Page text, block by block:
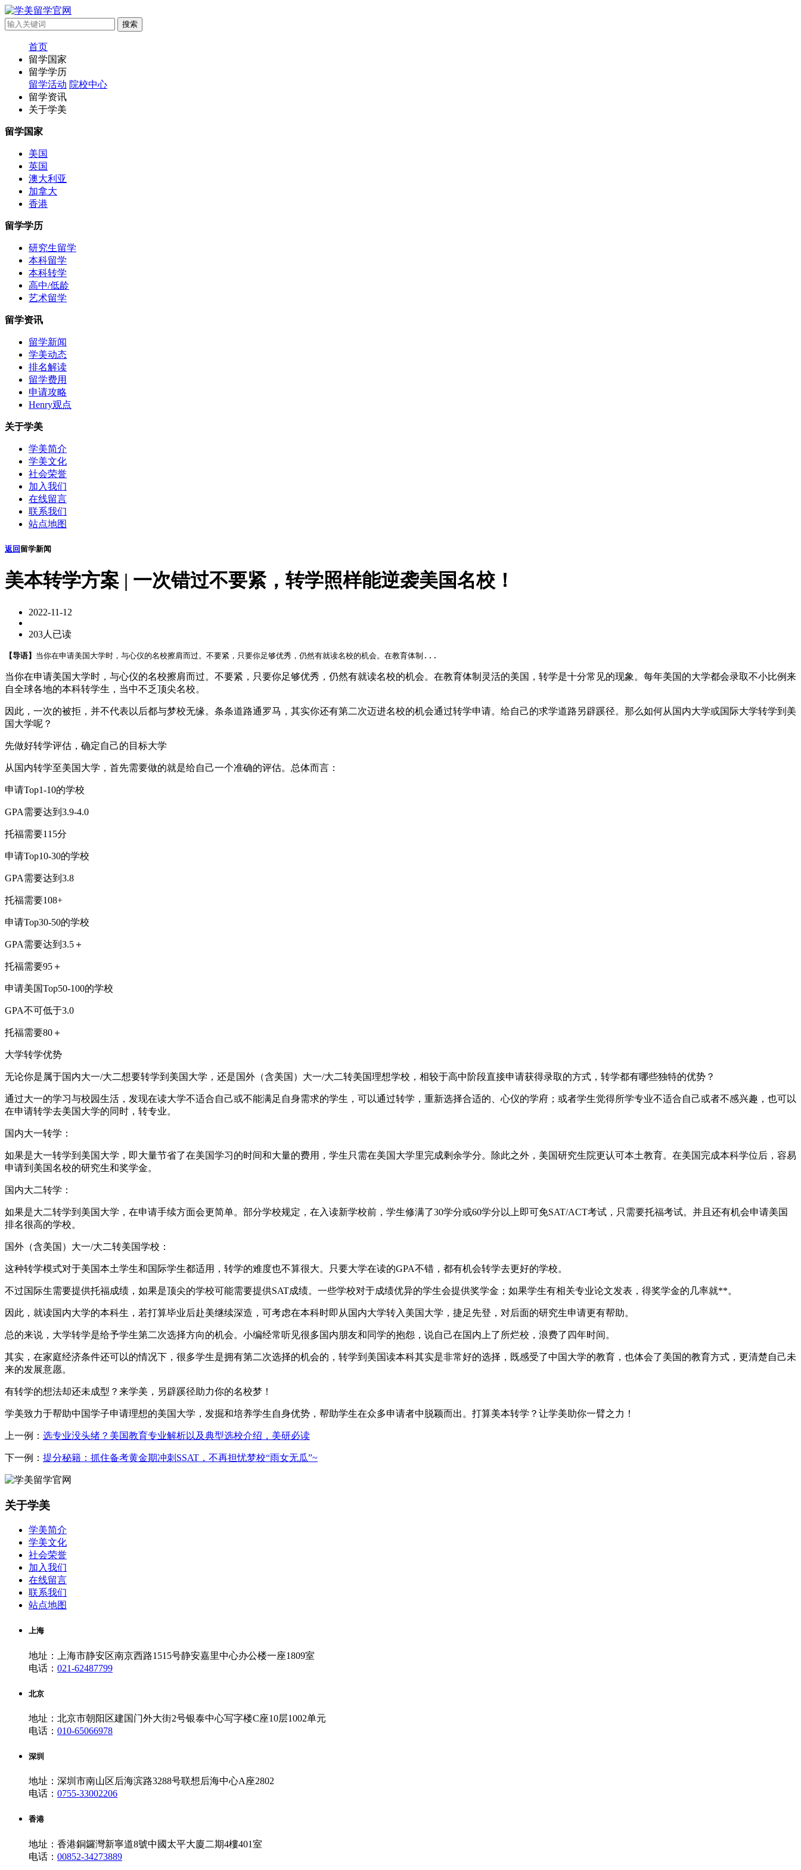
首页
留学国家
留学学历
留学活动 院校中心
留学资讯
关于学美
留学国家
美国
英国
澳大利亚
加拿大
香港
留学学历
研究生留学
本科留学
本科转学
高中/低龄
艺术留学
留学资讯
留学新闻
学美动态
排名解读
留学费用
申请攻略
Henry观点
关于学美
学美简介
学美文化
社会荣誉
加入我们
在线留言
联系我们
站点地图
返回 留学新闻
美本转学方案 | 一次错过不要紧，转学照样能逆袭美国名校！
2022-11-12
203人已读
【导语】 当你在申请美国大学时，与心仪的名校擦肩而过。不要紧，只要你足够优秀，仍然有就读名校的机会。在教育体制...
当你在申请美国大学时，与心仪的名校擦肩而过。不要紧，只要你足够优秀，仍然有就读名校的机会。在教育体制灵活的美国，转学是十分常见的现象。每年美国的大学都会录取不小比例来
自全球各地的本科转学生，当中不乏顶尖名校。
因此，一次的被拒，并不代表以后都与梦校无缘。条条道路通罗马，其实你还有第二次迈进名校的机会通过转学申请。给自己的求学道路另辟蹊径。那么如何从国内大学或国际大学转学到美
国大学呢？
先做好转学评估，确定自己的目标大学
从国内转学至美国大学，首先需要做的就是给自己一个准确的评估。总体而言：
申请Top1-10的学校
GPA需要达到3.9-4.0
托福需要115分
申请Top10-30的学校
GPA需要达到3.8
托福需要108+
申请Top30-50的学校
GPA需要达到3.5＋
托福需要95＋
申请美国Top50-100的学校
GPA不可低于3.0
托福需要80＋
大学转学优势
无论你是属于国内大一/大二想要转学到美国大学，还是国外（含美国）大一/大二转美国理想学校，相较于高中阶段直接申请获得录取的方式，转学都有哪些独特的优势？
通过大一的学习与校园生活，发现在读大学不适合自己或不能满足自身需求的学生，可以通过转学，重新选择合适的、心仪的学府；或者学生觉得所学专业不适合自己或者不感兴趣，也可以
在申请转学去美国大学的同时，转专业。
国内大一转学：
如果是大一转学到美国大学，即大量节省了在美国学习的时间和大量的费用，学生只需在美国大学里完成剩余学分。除此之外，美国研究生院更认可本土教育。在美国完成本科学位后，容易
申请到美国名校的研究生和奖学金。
国内大二转学：
如果是大二转学到美国大学，在申请手续方面会更简单。部分学校规定，在入读新学校前，学生修满了30学分或60学分以上即可免SAT/ACT考试，只需要托福考试。并且还有机会申请美国
排名很高的学校。
国外（含美国）大一/大二转美国学校：
这种转学模式对于美国本土学生和国际学生都适用，转学的难度也不算很大。只要大学在读的GPA不错，都有机会转学去更好的学校。
不过国际生需要提供托福成绩，如果是顶尖的学校可能需要提供SAT成绩。一些学校对于成绩优异的学生会提供奖学金；如果学生有相关专业论文发表，得奖学金的几率就**。
因此，就读国内大学的本科生，若打算毕业后赴美继续深造，可考虑在本科时即从国内大学转入美国大学，捷足先登，对后面的研究生申请更有帮助。
总的来说，大学转学是给予学生第二次选择方向的机会。小编经常听见很多国内朋友和同学的抱怨，说自己在国内上了所烂校，浪费了四年时间。
其实，在家庭经济条件还可以的情况下，很多学生是拥有第二次选择的机会的，转学到美国读本科其实是非常好的选择，既感受了中国大学的教育，也体会了美国的教育方式，更清楚自己未
来的发展意愿。
有转学的想法却还未成型？来学美，另辟蹊径助力你的名校梦！
学美致力于帮助中国学子申请理想的美国大学，发掘和培养学生自身优势，帮助学生在众多申请者中脱颖而出。打算美本转学？让学美助你一臂之力！
上一例： 选专业没头绪？美国教育专业解析以及典型选校介绍，美研必读
下一例： 提分秘籍：抓住备考黄金期冲刺SSAT，不再担忧梦校“雨女无瓜”~
关于学美
学美简介
学美文化
社会荣誉
加入我们
在线留言
联系我们
站点地图
上海
地址：上海市静安区南京西路1515号静安嘉里中心办公楼一座1809室
电话： 021-62487799
北京
地址：北京市朝阳区建国门外大街2号银泰中心写字楼C座10层1002单元
电话： 010-65066978
深圳
地址：深圳市南山区后海滨路3288号联想后海中心A座2802
电话： 0755-33002206
香港
地址：香港銅鑼灣新寧道8號中國太平大廈二期4樓401室
电话： 00852-34273889